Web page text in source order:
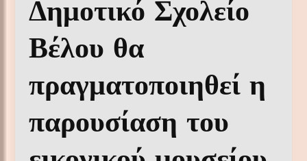
Δημοτικό Σχολείο
Βέλου θα
πραγματοποιηθεί η
παρουσίαση του